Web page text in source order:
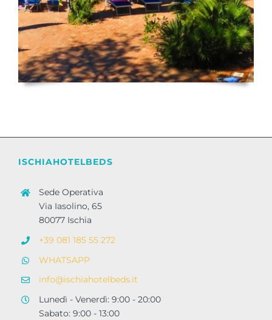
ISCHIAHOTELBEDS
Sede Operativa
Via Iasolino, 65
80077 Ischia
+39 081 185 55 272
WHATSAPP
info@ischiahotelbeds.it
Lunedì - Venerdì: 9:00 - 20:00
Sabato: 9:00 - 13:00